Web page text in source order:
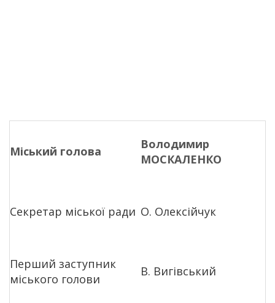
Міський голова
Володимир
МОСКАЛЕНКО
Секретар міської ради О. Олексійчук
Перший заступник
міського голови
В. Вигівський